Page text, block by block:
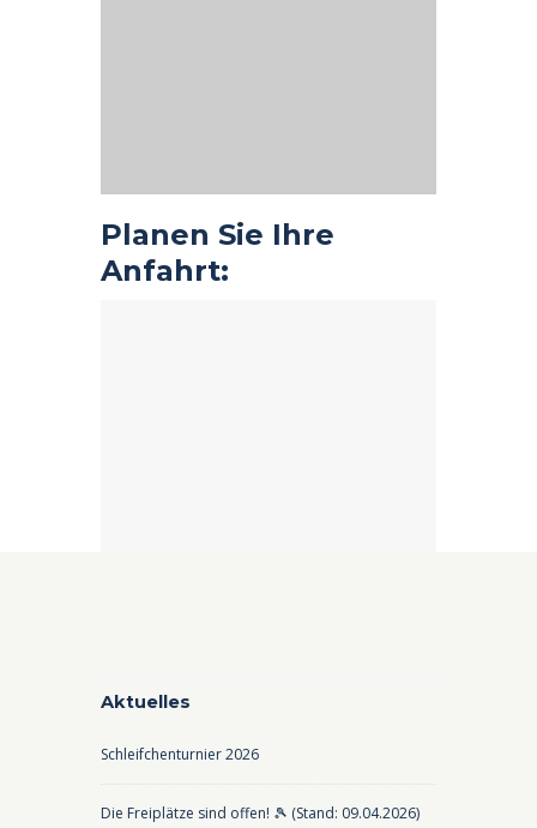
Planen Sie Ihre
Anfahrt:
Aktuelles
Schleifchenturnier 2026
Die Freiplätze sind offen! 🎾 (Stand: 09.04.2026)